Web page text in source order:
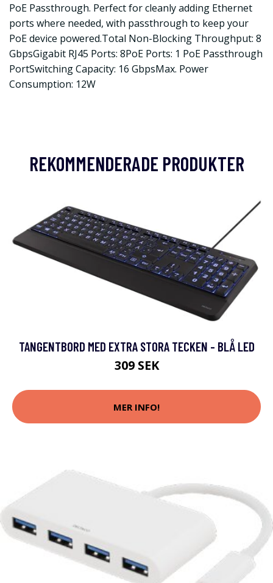
PoE Passthrough. Perfect for cleanly adding Ethernet
ports where needed, with passthrough to keep your
PoE device powered.Total Non-Blocking Throughput: 8
GbpsGigabit RJ45 Ports: 8PoE Ports: 1 PoE Passthrough
PortSwitching Capacity: 16 GbpsMax. Power
Consumption: 12W
REKOMMENDERADE PRODUKTER
TANGENTBORD MED EXTRA STORA TECKEN - BLÅ LED
309 SEK
MER INFO!